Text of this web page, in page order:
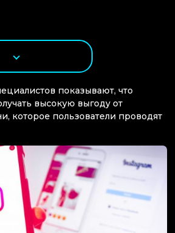
показывают, что
высокую выгоду от
которое пользователи проводят